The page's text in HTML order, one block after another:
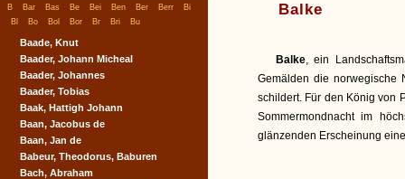
Balke
Balke, ein
Gemälden die norwegische
schildert. Für den König von
Sommermondnacht im
glänzenden Erscheinung
B Bar Bas Be Bei Ben Ber Berr Bi
Bl Bo Bol Bor Br Bri Bu
Baade, Knut
Baader, Johann Micheal
Baader, Johannes
Baader, Tobias
Baak, Hattigh Johann
Baan, Jacobus de
Baan, Jan de
Babeur, Theodorus, Baburen
Bach, Abraham